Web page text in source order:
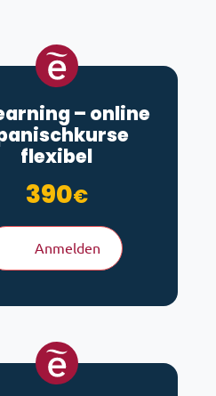
– online
flexibel
390€
Anmelden